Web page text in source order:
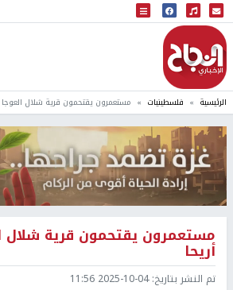
البث المباشر
إذاعة النجاح
الرئيسية فلسطينيات مستعمرون يقتحمون قرية شلال العوجا
مستعمرون يقتحمون قرية شلال
أريحا
تم النشر بتاريخ:2025-10-04 11:56